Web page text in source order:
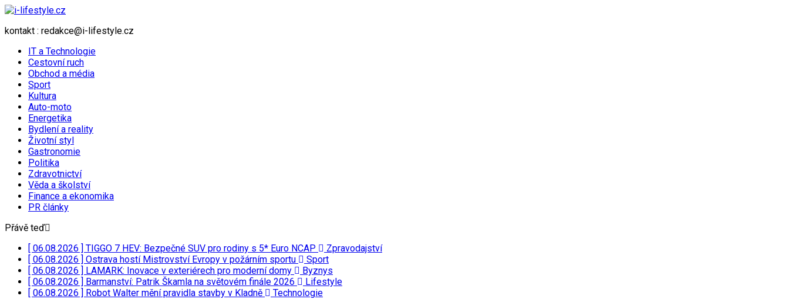
kontakt : redakce@i-lifestyle.cz
IT a Technologie
Cestovní ruch
Obchod a média
Sport
Kultura
Auto-moto
Energetika
Bydlení a reality
Životní styl
Gastronomie
Politika
Zdravotnictví
Věda a školství
Finance a ekonomika
PR články
Přávě teď
[ 06.08.2026 ] TIGGO 7 HEV: Bezpečné SUV pro rodiny s 5* Euro NCAP
Zpravodajství
[ 06.08.2026 ] Ostrava hostí Mistrovství Evropy v požárním sportu
Sport
[ 06.08.2026 ] LAMARK: Inovace v exteriérech pro moderní domy
Byznys
[ 06.08.2026 ] Barmanství: Patrik Škamla na světovém finále 2026
Lifestyle
[ 06.08.2026 ] Robot Walter mění pravidla stavby v Kladně
Technologie